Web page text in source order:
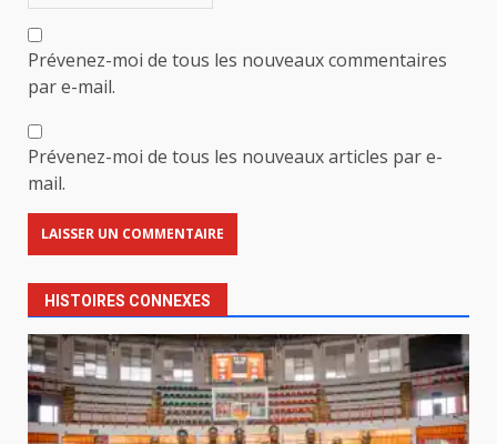
Prévenez-moi de tous les nouveaux commentaires
par e-mail.
Prévenez-moi de tous les nouveaux articles par e-
mail.
HISTOIRES CONNEXES